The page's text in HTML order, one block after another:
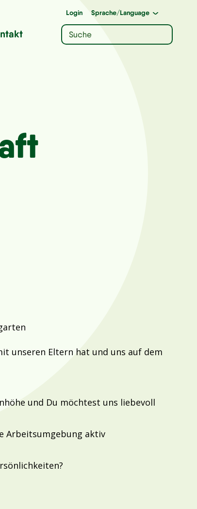
Login Sprache/Language
unseren Eltern hat und uns auf dem
und Du möchtest uns liebevoll
Arbeitsumgebung aktiv